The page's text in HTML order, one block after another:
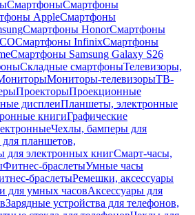
СмартфоныСмартфоны
AppleСмартфоны
Смартфоны HonorСмартфоны
Смартфоны InfinixСмартфоны
Смартфоны Samsung Galaxy S26
Складные смартфоныТелевизоры,
Мониторы-телевизорыТВ-
ПроекторыПроекционные
дисплеиПланшеты, электронные
книгиГрафические
Чехлы, бамперы для
планшетов,
для электронных книгСмарт-часы,
Фитнес-браслетыУмные часы
браслетыРемешки, аксессуары
для умных часовАксессуары для
Зарядные устройства для телефонов,